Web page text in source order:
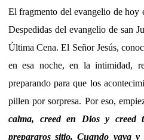
El fragmento del evangelio de hoy
Despedidas del evangelio de san
Última Cena. El Señor Jesús,
en esa noche, en la intimidad,
preparando para que los
pillen por sorpresa. Por eso,
calma, creed en Dios y creed
prepararos sitio. Cuando vaya